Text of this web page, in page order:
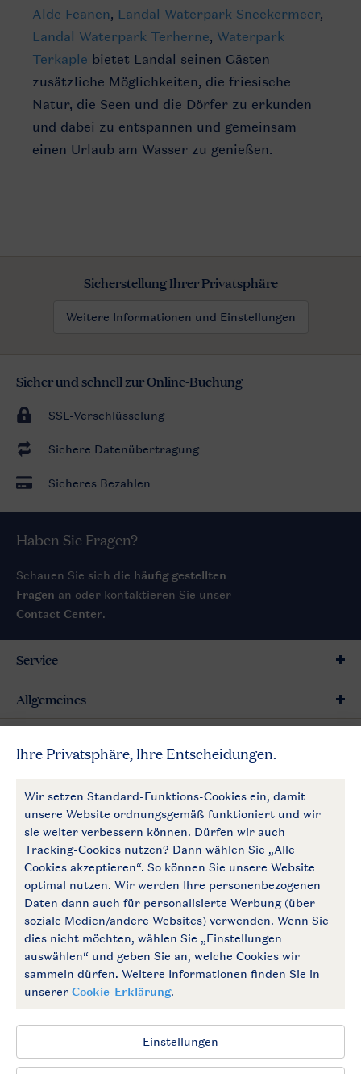
Alde Feanen, Landal Waterpark Sneekermeer,
Landal Waterpark Terherne, Waterpark
Terkaple bietet Landal seinen Gästen
zusätzliche Möglichkeiten, die friesische
Natur, die Seen und die Dörfer zu erkunden
und dabei zu entspannen und gemeinsam
einen Urlaub am Wasser zu genießen.
Sicherstellung Ihrer Privatsphäre
Weitere Informationen und Einstellungen
Sicher und schnell zur Online-Buchung
SSL-Verschlüsselung
Sichere Datenübertragung
Sicheres Bezahlen
Haben Sie Fragen?
Schauen Sie sich die häufig gestellten
Fragen an oder kontaktieren Sie unser
Contact Center.
Follow Us
facebookinstagram
Zum Newsletter anmelden
Service
Allgemeines